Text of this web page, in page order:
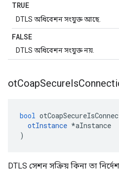
TRUE
DTLS অধিবেশন সংযুক্ত আছে.
FALSE
DTLS অধিবেশন সংযুক্ত নয়.
otCoapSecureIs
bool
otInstance *aInstance
)
DTLS সেশন সক্রিয় কিনা তা